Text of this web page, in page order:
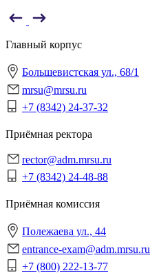
Главный корпус
Большевистская ул., 68/1
mrsu@mrsu.ru
+7 (8342) 24-37-32
Приёмная ректора
rector@adm.mrsu.ru
+7 (8342) 24-48-88
Приёмная комиссия
Полежаева ул., 44
entrance-exam@adm.mrsu.ru
+7 (800) 222-13-77